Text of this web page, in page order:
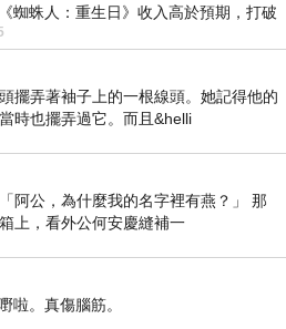
擊下面按鈕即可獲得最新
蜘蛛人：重生日》收入高於預期，打破
盟：終局之戰》記錄，成為
擺弄著袖子上的一根線頭。她記得他的
時也擺弄過它。而且&helli
阿公，為什麼我的名字裡有燕？」 那
上，看外公何安慶縫補一
啦。真傷腦筋。